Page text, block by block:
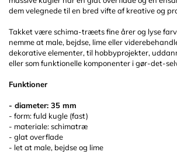
dem velegnede til en bred vifte af kreative og
Takket være schima-træets fine årer og lyse
nemme at male, bejdse, lime eller
dekorative elementer, til hobbyprojekter,
eller som funktionelle komponenter i gør-det-
Funktioner
- diameter: 35 mm
- form: fuld kugle (fast)
- materiale: schimatræ
- glat overflade
- let at male, bejdse og lime